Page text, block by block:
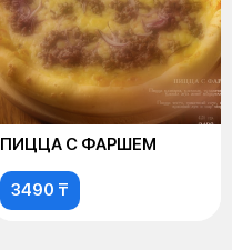
ПИЦЦА С ФАРШЕМ
3490 ₸